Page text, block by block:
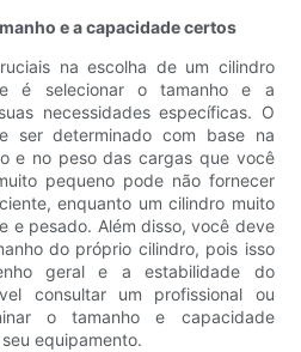
e a capacidade certos
na escolha de um cilindro
é selecionar o tamanho e a
necessidades específicas. O
ser determinado com base na
e no peso das cargas que você
pequeno pode não fornecer
enquanto um cilindro muito
e pesado. Além disso, você deve
do próprio cilindro, pois isso
geral e a estabilidade do
consultar um profissional ou
o tamanho e capacidade
equipamento.